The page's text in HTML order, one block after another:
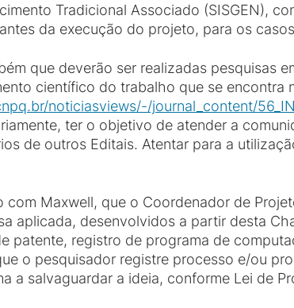
Tradicional Associado (SISGEN),
da execução do projeto, para os
que deverão ser realizadas pesquisas
científico do trabalho que se encontra
noticiasviews/-/journal_content/
ter o objetivo de atender a
de outros Editais. Atentar para a
com Maxwell, que o Coordenador de
aplicada, desenvolvidos a partir desta
patente, registro de programa de
o pesquisador registre processo e/ou
a salvaguardar a ideia, conforme Lei de